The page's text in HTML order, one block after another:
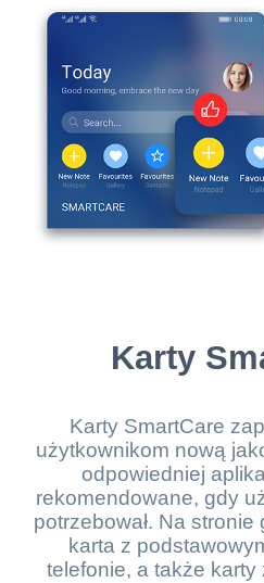
Karty
Karty SmartCare
użytkownikom nową
odpowiedniej
rekomendowane, gdy
potrzebował. Na stronie
karta z
telefonie, a także